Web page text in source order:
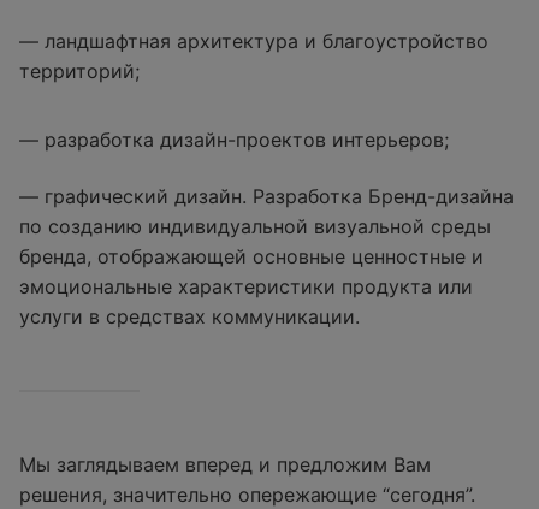
— ландшафтная архитектура и благоустройство
территорий;
— разработка дизайн-проектов интерьеров;
— графический дизайн. Разработка Бренд-дизайна
по созданию индивидуальной визуальной среды
бренда, отображающей основные ценностные и
эмоциональные характеристики продукта или
услуги в средствах коммуникации.
Мы заглядываем вперед и предложим Вам
решения, значительно опережающие “сегодня”.